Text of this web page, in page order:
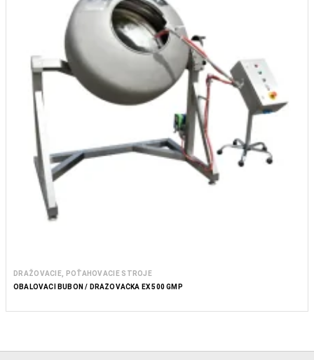
DRAŽOVACIE, POŤAHOVACIE STROJE
OBALOVACÍ BUBON / DRÁŽOVAČKA EX 500 GMP